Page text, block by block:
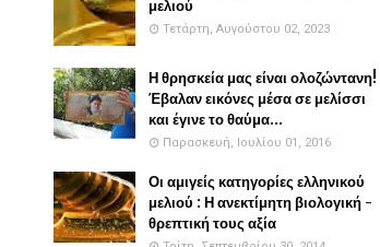
μελιού
Τετάρτη, Αυγούστου 02, 2023
Η θρησκεία μας είναι ολοζώντανη!
Έβαλαν εικόνες μέσα σε μελίσσι
και έγινε το θαύμα...
Παρασκευή, Ιουλίου 01, 2016
Οι αμιγείς κατηγορίες ελληνικού
μελιού : Η ανεκτίμητη βιολογική -
θρεπτική τους αξία